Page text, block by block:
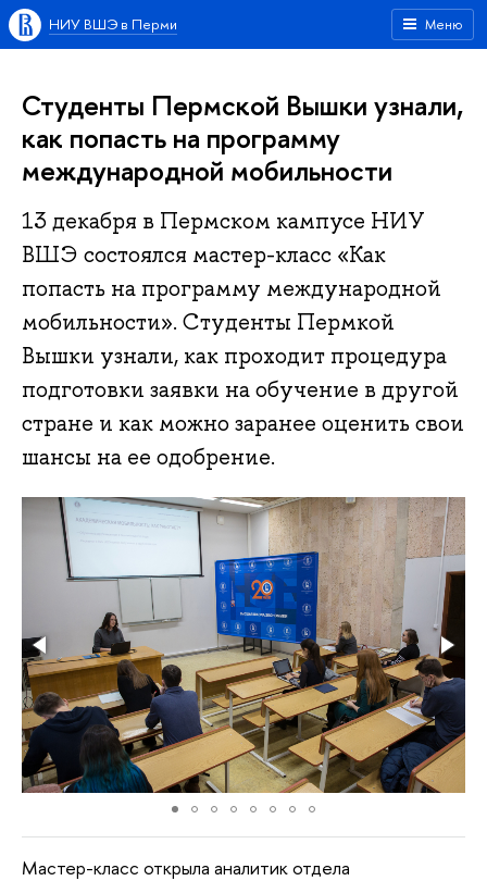
Меню
НИУ ВШЭ в Перми
Студенты Пермской Вышки узнали,
как попасть на программу
международной мобильности
13 декабря в Пермском кампусе НИУ
ВШЭ состоялся мастер-класс «Как
попасть на программу международной
мобильности». Студенты Пермкой
Вышки узнали, как проходит процедура
подготовки заявки на обучение в другой
стране и как можно заранее оценить свои
шансы на ее одобрение.
Мастер-класс открыла аналитик отдела